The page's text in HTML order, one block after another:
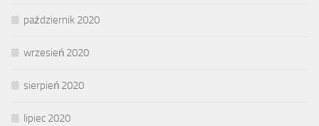
październik 2020
wrzesień 2020
sierpień 2020
lipiec 2020